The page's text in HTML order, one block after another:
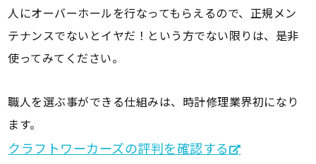
人にオーバーホールを行なってもらえるので、正規メン
テナンスでないとイヤだ！という方でない限りは、是非
使ってみてください。
職人を選ぶ事ができる仕組みは、時計修理業界初になり
ます。
クラフトワーカーズの評判を確認する